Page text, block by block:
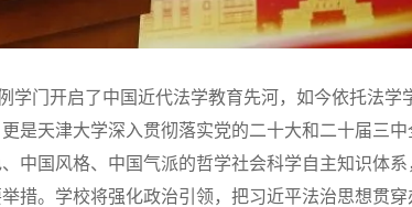
门开启了中国近代法学教育先河，如今依托法学
是天津大学深入贯彻落实党的二十大和二十届三中
中国风格、中国气派的哲学社会科学自主知识体系
措。学校将强化政治引领，把习近平法治思想贯穿